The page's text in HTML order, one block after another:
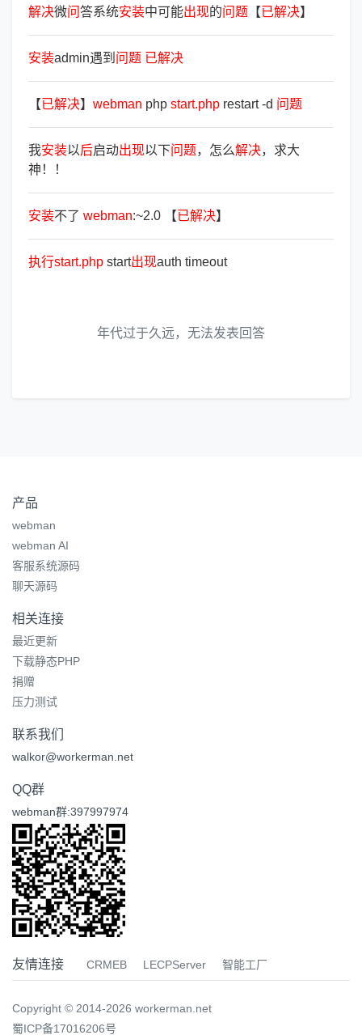
解决微问答系统安装中可能出现的问题 【已解决】
安装admin遇到 问题 已解决
【已解决】 webman php start.php restart -d 问题
我安装以后启动出现以下问题，怎么解决，求大
神！！
安装不了 webman:~2.0 【已解决】
执行start.php start出现auth timeout
年代过于久远，无法发表回答
产品
webman
webman AI
客服系统源码
聊天源码
相关连接
最近更新
下载静态PHP
捐赠
压力测试
联系我们
walkor@workerman.net
QQ群
webman群:397997974
友情连接 CRMEB LECPServer 智能工厂
Copyright © 2014-2026 workerman.net
蜀ICP备17016206号